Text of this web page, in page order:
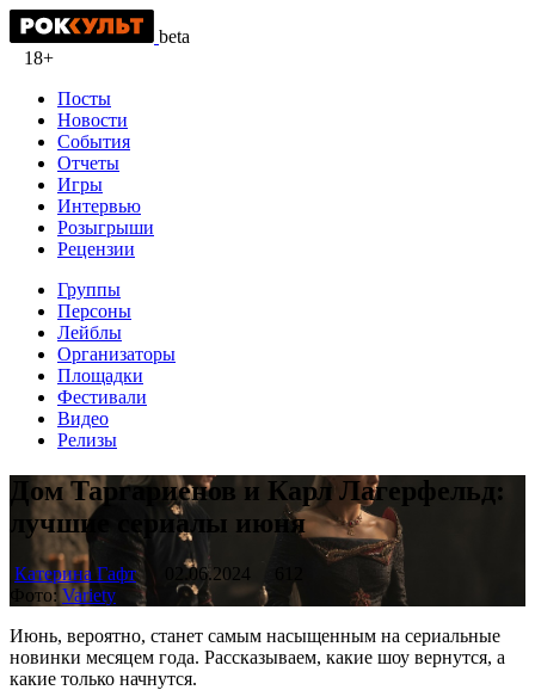
beta
18+
Посты
Новости
События
Отчеты
Игры
Интервью
Розыгрыши
Рецензии
Группы
Персоны
Лейблы
Организаторы
Площадки
Фестивали
Видео
Релизы
Дом Таргариенов и Карл Лагерфельд:
лучшие сериалы июня
Катерина Гафт 02.06.2024
Фото: Variety
Июнь, вероятно, станет самым насыщенным на сериальные
новинки месяцем года. Рассказываем, какие шоу вернутся, а
какие только начнутся.